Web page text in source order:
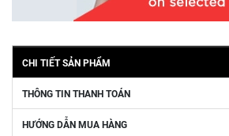
CHI TIẾT SẢN PHẨM
THÔNG TIN THANH TOÁN
HƯỚNG DẪN MUA HÀNG